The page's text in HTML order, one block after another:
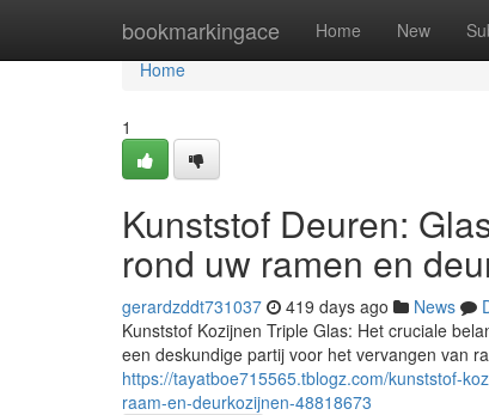
bookmarkingace Home New
Home
Home
1
Kunststof Deuren:
rond uw ramen en
gerardzddt731037 419 days ago News
Kunststof Kozijnen Triple Glas: Het cruciale
een deskundige partij voor het vervangen van
https://tayatboe715565.tblogz.com/kunststof-
raam-en-deurkozijnen-48818673